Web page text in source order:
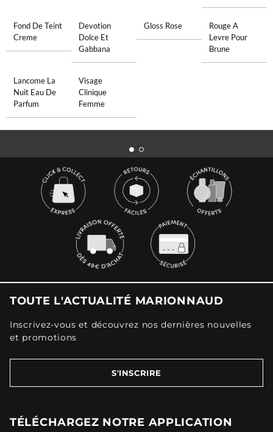
Fond De Teint
Creme
Devotion
Dolce Et
Gabbana
Gloss Rose
Rouge A
Levre Pour
Brune
Lancome La
Nuit Eau De
Parfum
Visage
Clinique
Femme
TOUTE L'ACTUALITÉ MARIONNAUD
Inscrivez-vous et découvrez nos dernières nouvelles
et promotions
S'INSCRIRE
TÉLÉCHARGEZ NOTRE APPLICATION